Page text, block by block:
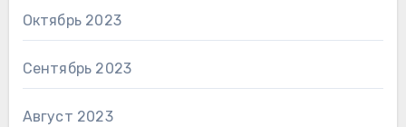
Октябрь 2023
Сентябрь 2023
Август 2023